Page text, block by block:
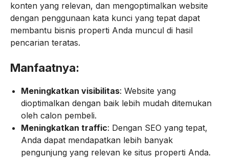
konten yang relevan, dan mengoptimalkan website
dengan penggunaan kata kunci yang tepat dapat
membantu bisnis properti Anda muncul di hasil
pencarian teratas.
Manfaatnya:
Meningkatkan visibilitas: Website yang
dioptimalkan dengan baik lebih mudah ditemukan
oleh calon pembeli.
Meningkatkan traffic: Dengan SEO yang tepat,
Anda dapat mendapatkan lebih banyak
pengunjung yang relevan ke situs properti Anda.